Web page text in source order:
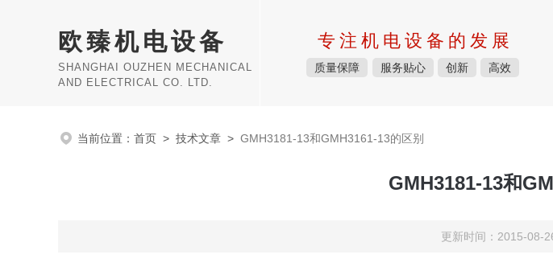
欧臻机电设备
SHANGHAI OUZHEN MECHANICAL
AND ELECTRICAL CO. LTD.
专注机电设备的发展
质量保障 服务贴心 创新 高效
当前位置： 首页 > 技术文章 > GMH3181-13和GMH3161-13的区别
GMH3181-13和
更新时间：2015-